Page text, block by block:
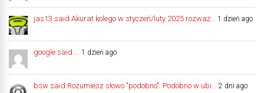
jas13 said Akurat kolego w styczeń/luty 2025 rozważ... 1 dzień ago
google said ... 1 dzień ago
bsw said Rozumiesz słowo "podobno". Podobno w ubi... 2 dni ago